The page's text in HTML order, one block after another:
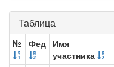
Таблица
№ Фед Имя
участника